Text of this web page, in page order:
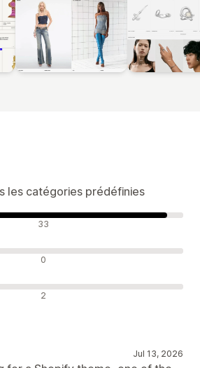
les catégories prédéfinies
33
0
2
Jul 13, 2026